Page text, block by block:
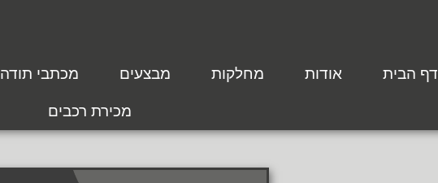
דף הבית אודות מחלקות מבצעים מכתבי תודה
מכירת רכבים